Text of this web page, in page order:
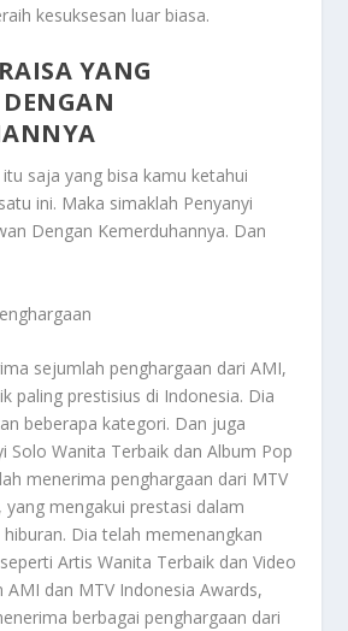
kesuksesan luar biasa.
YANG
saja yang bisa kamu ketahui
ini. Maka simaklah Penyanyi
Dengan Kemerduhannya. Dan
sejumlah penghargaan dari AMI,
paling prestisius di Indonesia. Dia
beberapa kategori. Dan juga
Solo Wanita Terbaik dan Album Pop
menerima penghargaan dari MTV
yang mengakui prestasi dalam
Dia telah memenangkan
Artis Wanita Terbaik dan Video
AMI dan MTV Indonesia Awards,
berbagai penghargaan dari